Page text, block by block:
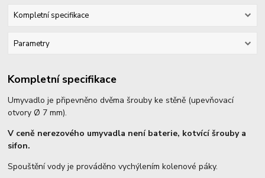
Kompletní specifikace
Parametry
Kompletní specifikace
Umyvadlo je připevněno dvěma šrouby ke stěně (upevňovací
otvory Ø 7 mm).
V ceně nerezového umyvadla není baterie, kotvící šrouby a
sifon.
Spouštění vody je prováděno vychýlením kolenové páky.